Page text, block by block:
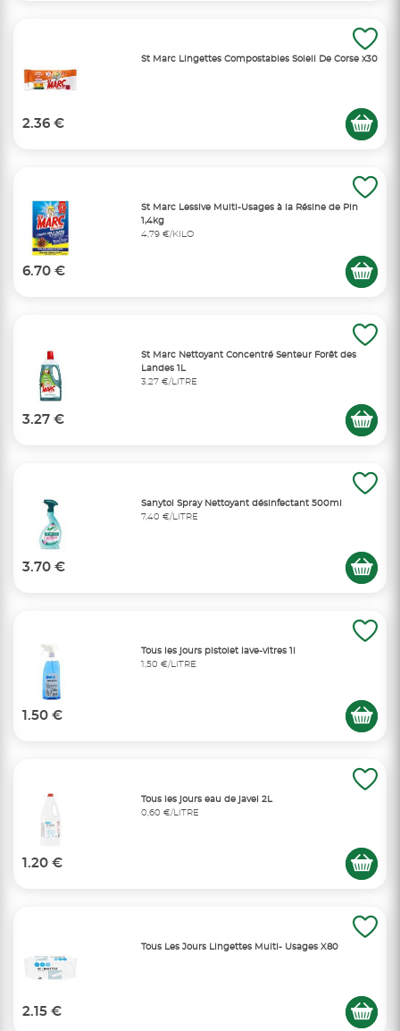
St Marc Lingettes Compostables Soleil De Corse x30
2.36 €
St Marc Lessive Multi-Usages à la Résine de Pin
1,4kg
4,79 €/KILO
6.70 €
St Marc Nettoyant Concentré Senteur Forêt des
Landes 1L
3,27 €/LITRE
3.27 €
Sanytol Spray Nettoyant désinfectant 500ml
7,40 €/LITRE
3.70 €
Tous les jours pistolet lave-vitres 1l
1,50 €/LITRE
1.50 €
Tous les jours eau de javel 2L
0,60 €/LITRE
1.20 €
Tous Les Jours Lingettes Multi- Usages X80
2.15 €